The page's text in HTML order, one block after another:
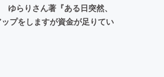
らりさん著『ある日突然、
プをしますが資金が足りてい